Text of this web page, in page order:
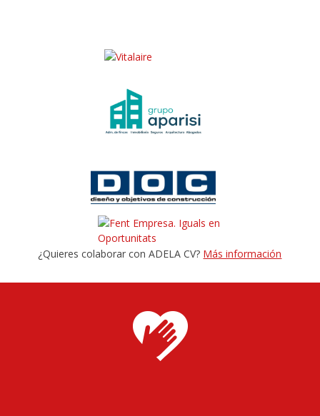
¿Quieres colaborar con ADELA CV? Más información